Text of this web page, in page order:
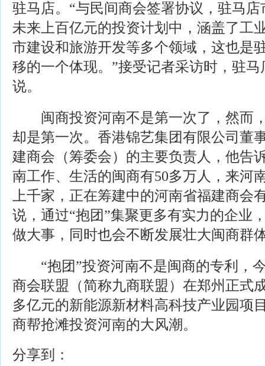
驻马店。“与民间商会签署协议，驻马
未来上百亿元的投资计划中，涵盖了工
市建设和旅游开发等多个领域，这也是
移的一个体现。”接受记者采访时，驻
说。
闽商投资河南不是第一次了，然而，
却是第一次。香港锦艺集团有限公司董
建商会（筹委会）的主要负责人，他告
南工作、生活的闽商有50多万人，来河
上千家，正在筹建中的河南省福建商会
说，通过“抱团”集聚更多有实力的企业
做大事，同时也会不断发展壮大闽商群
“抱团”投资河南不是闽商的专利，
商会联盟（简称九商联盟）在郑州正式
多亿元的新能源新材料高科技产业园项
商帮抢滩投资河南的大风潮。
分享到：